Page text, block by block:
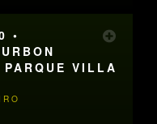
•
VILLA